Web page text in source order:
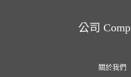
公司
關於我們